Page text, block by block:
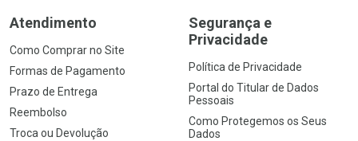
Atendimento
Como Comprar no Site
Formas de Pagamento
Prazo de Entrega
Reembolso
Troca ou Devolução
Segurança e
Privacidade
Política de Privacidade
Portal do Titular de Dados
Pessoais
Como Protegemos os Seus
Dados